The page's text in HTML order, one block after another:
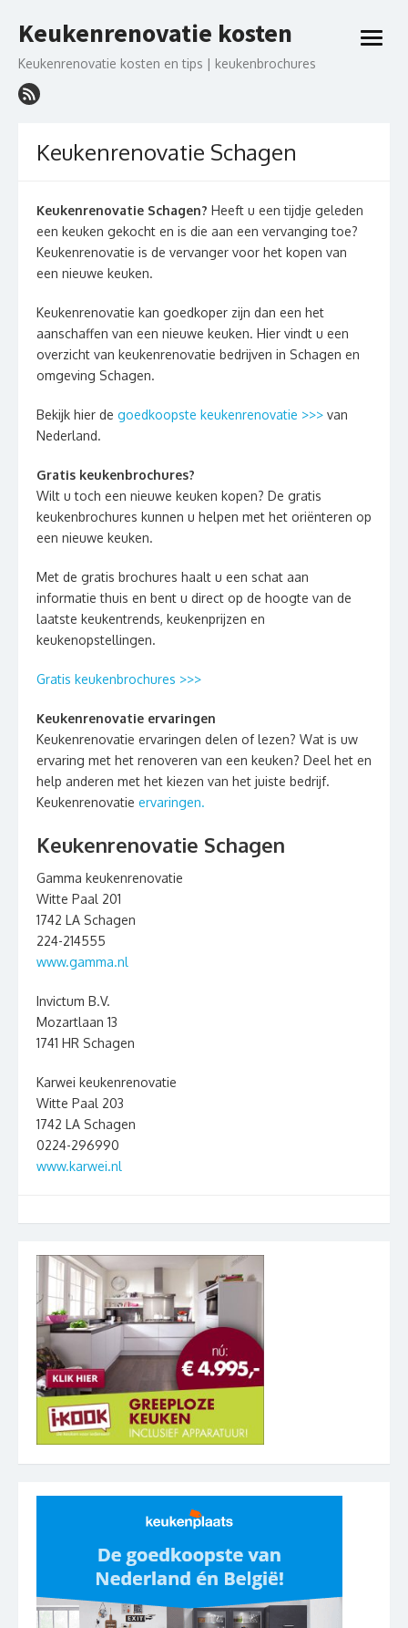
naar
inhoud
Keukenrenovatie kosten
Keukenrenovatie kosten en tips | keukenbrochures
open
Keukenrenovatie Schagen
Keukenrenovatie Schagen? Heeft u een tijdje geleden
een keuken gekocht en is die aan een vervanging toe?
Keukenrenovatie is de vervanger voor het kopen van
een nieuwe keuken.
Keukenrenovatie kan goedkoper zijn dan een het
aanschaffen van een nieuwe keuken. Hier vindt u een
overzicht van keukenrenovatie bedrijven in Schagen en
omgeving Schagen.
Bekijk hier de goedkoopste keukenrenovatie >>> van
Nederland.
Gratis keukenbrochures?
Wilt u toch een nieuwe keuken kopen? De gratis
keukenbrochures kunnen u helpen met het oriënteren op
een nieuwe keuken.
Met de gratis brochures haalt u een schat aan
informatie thuis en bent u direct op de hoogte van de
laatste keukentrends, keukenprijzen en
keukenopstellingen.
Gratis keukenbrochures >>>
Keukenrenovatie ervaringen
Keukenrenovatie ervaringen delen of lezen? Wat is uw
ervaring met het renoveren van een keuken? Deel het en
help anderen met het kiezen van het juiste bedrijf.
Keukenrenovatie ervaringen.
Keukenrenovatie Schagen
Gamma keukenrenovatie
Witte Paal 201
1742 LA Schagen
224-214555
www.gamma.nl
Invictum B.V.
Mozartlaan 13
1741 HR Schagen
Karwei keukenrenovatie
Witte Paal 203
1742 LA Schagen
0224-296990
www.karwei.nl